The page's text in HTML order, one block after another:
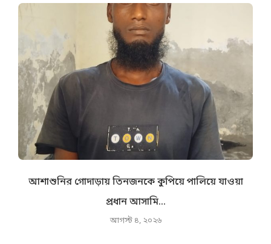
আশাশুনির গোদাড়ায় তিনজনকে কুপিয়ে পালিয়ে যাওয়া
প্রধান আসামি...
আগস্ট ৪, ২০২৬